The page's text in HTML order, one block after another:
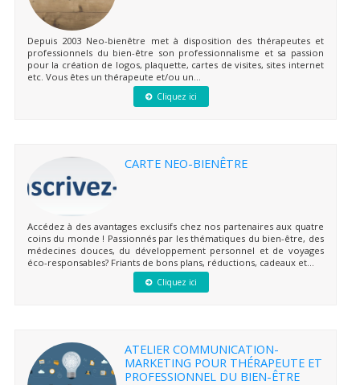
Depuis 2003 Neo-bienêtre met à disposition des thérapeutes et
professionnels du bien-être son professionnalisme et sa passion
pour la création de logos, plaquette, cartes de visites, sites internet
etc. Vous êtes un thérapeute et/ou un...
Cliquez ici
CARTE NEO-BIENÊTRE
Accédez à des avantages exclusifs chez nos partenaires aux quatre
coins du monde ! Passionnés par les thématiques du bien-être, des
médecines douces, du développement personnel et de voyages
éco-responsables? Friants de bons plans, réductions, cadeaux et...
Cliquez ici
ATELIER COMMUNICATION-
MARKETING POUR THÉRAPEUTE ET
PROFESSIONNEL DU BIEN-ÊTRE